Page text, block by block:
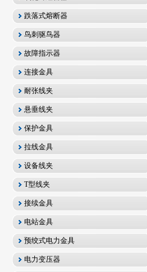
跌落式熔断器
鸟刺驱鸟器
故障指示器
连接金具
耐张线夹
悬垂线夹
保护金具
拉线金具
设备线夹
T型线夹
接续金具
电站金具
预绞式电力金具
电力变压器